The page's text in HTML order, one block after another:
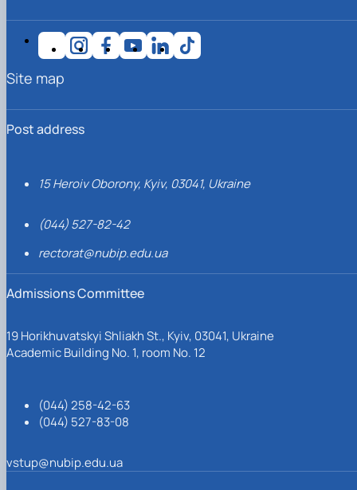
Post address
15 Heroiv Oborony, Kyiv, 03041, Ukraine
(044) 527-82-42
rectorat@nubip.edu.ua
Admissions Committee
19 Horikhuvatskyi Shliakh St., Kyiv, 03041, Ukraine
Academic Building No. 1, room No. 12
(044) 258-42-63
(044) 527-83-08
vstup@nubip.edu.ua
Site map